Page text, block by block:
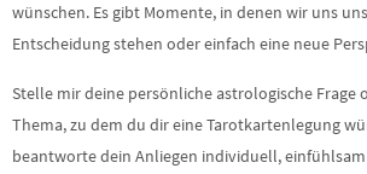
wünschen. Es gibt Momente, in denen wir uns
Entscheidung stehen oder einfach eine neue
Stelle mir deine persönliche astrologische Frage
Thema, zu dem du dir eine Tarotkartenlegung
beantworte dein Anliegen individuell,